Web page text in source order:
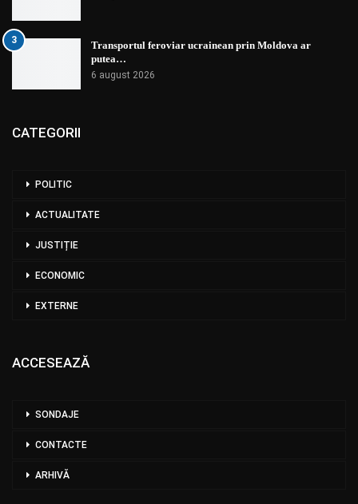
3
Transportul feroviar ucrainean prin Moldova ar
putea…
6 august 2026
CATEGORII
POLITIC
ACTUALITATE
JUSTIȚIE
ECONOMIC
EXTERNE
ACCESEAZĂ
SONDAJE
CONTACTE
ARHIVĂ